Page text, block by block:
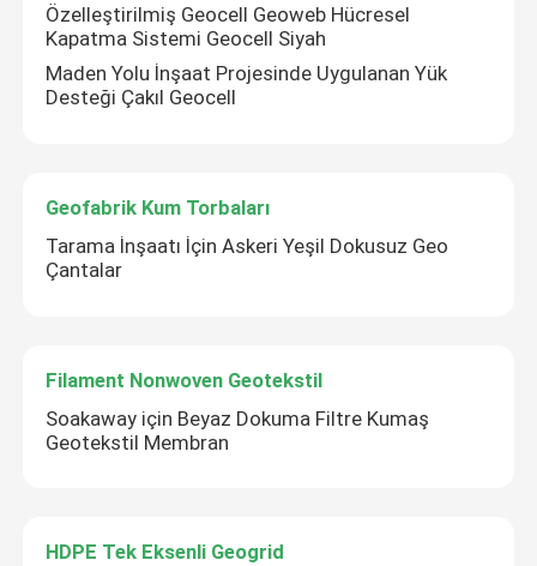
Özelleştirilmiş Geocell Geoweb Hücresel
Kapatma Sistemi Geocell Siyah
Maden Yolu İnşaat Projesinde Uygulanan Yük
Desteği Çakıl Geocell
Geofabrik Kum Torbaları
Tarama İnşaatı İçin Askeri Yeşil Dokusuz Geo
Çantalar
Filament Nonwoven Geotekstil
Soakaway için Beyaz Dokuma Filtre Kumaş
Geotekstil Membran
HDPE Tek Eksenli Geogrid